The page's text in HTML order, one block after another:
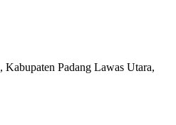
, Kabupaten Padang Lawas Utara,